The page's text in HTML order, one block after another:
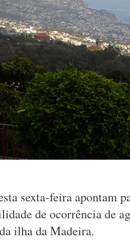
sexta-feira apontam
de ocorrência de
ilha da Madeira.